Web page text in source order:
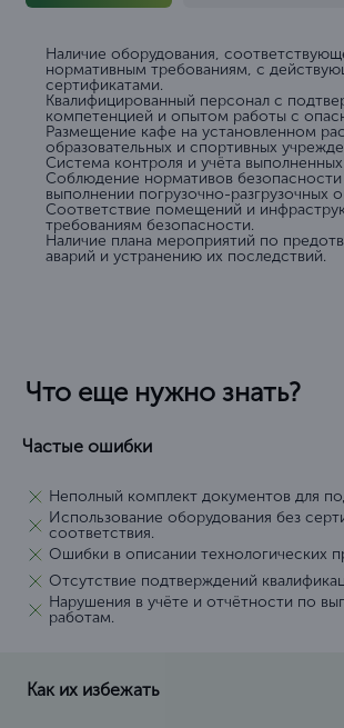
Наличие оборудования,
нормативным требованиям, с
сертификатами.
Квалифицированный персонал с
компетенцией и опытом работы с
Размещение кафе на установленном
образовательных и спортивных
Система контроля и учёта выполненных
Соблюдение нормативов
выполнении погрузочно-разгрузочных
Соответствие помещений и
требованиям безопасности.
Наличие плана мероприятий по
аварий и устранению их последствий.
Что еще нужно знать?
Частые ошибки
Неполный комплект документов для
Использование оборудования без
соответствия.
Ошибки в описании технологических
Отсутствие подтверждений
Нарушения в учёте и отчётности по
работам.
Как их избежать